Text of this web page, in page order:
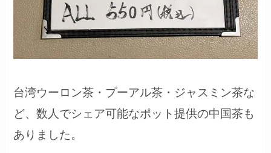
台湾ウーロン茶・プーアル茶・ジャスミン茶な
ど、数人でシェア可能なポット提供の中国茶も
ありました。